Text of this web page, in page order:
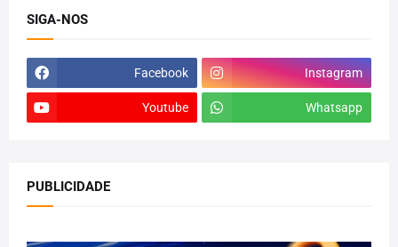
SIGA-NOS
Facebook Instagram
Youtube Whatsapp
PUBLICIDADE